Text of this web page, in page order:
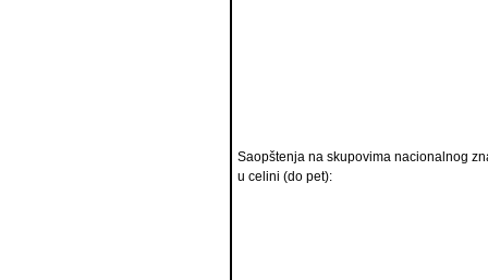
Saopštenja na skupovima nacionalnog
u celini (do pet):